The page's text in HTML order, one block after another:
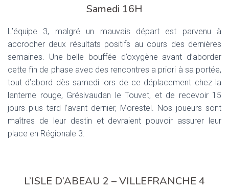
Samedi 16H
L’équipe 3, malgré un mauvais départ est parvenu à
accrocher deux résultats positifs au cours des dernières
semaines. Une belle bouffée d’oxygène avant d’aborder
cette fin de phase avec des rencontres a priori à sa portée,
tout d’abord dès samedi lors de ce déplacement chez la
lanterne rouge, Grésivaudan le Touvet, et de recevoir 15
jours plus tard l’avant dernier, Morestel. Nos joueurs sont
maîtres de leur destin et devraient pouvoir assurer leur
place en Régionale 3.
L’ISLE D’ABEAU 2 – VILLEFRANCHE 4